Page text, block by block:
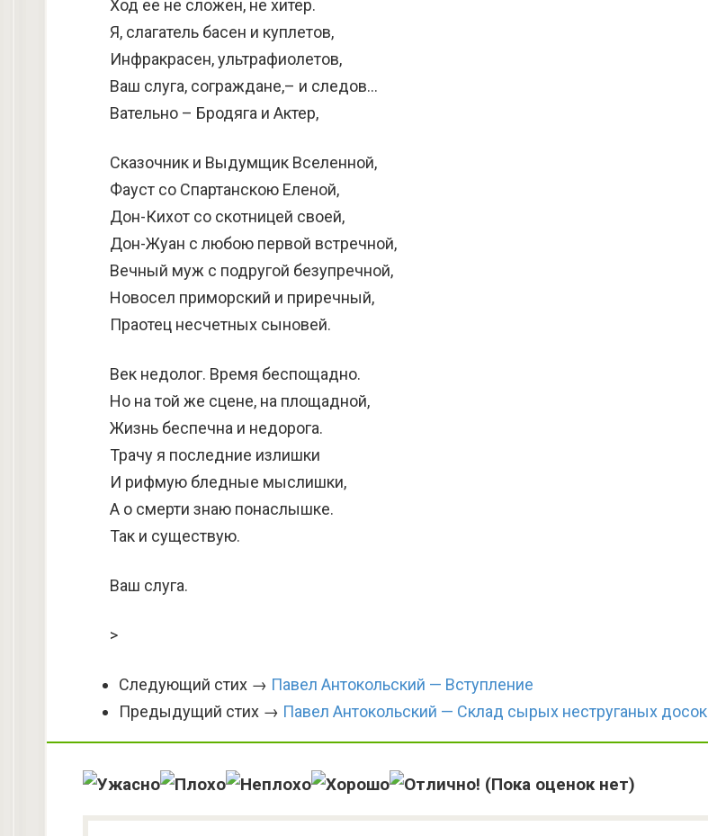
Ход ее не сложен, не хитер.
Я, слагатель басен и куплетов,
Инфракрасен, ультрафиолетов,
Ваш слуга, сограждане,– и следов…
Вательно – Бродяга и Актер,
Сказочник и Выдумщик Вселенной,
Фауст со Спартанскою Еленой,
Дон-Кихот со скотницей своей,
Дон-Жуан с любою первой встречной,
Вечный муж с подругой безупречной,
Новосел приморский и приречный,
Праотец несчетных сыновей.
Век недолог. Время беспощадно.
Но на той же сцене, на площадной,
Жизнь беспечна и недорога.
Трачу я последние излишки
И рифмую бледные мыслишки,
А о смерти знаю понаслышке.
Так и существую.
Ваш слуга.
>
Следующий стих → Павел Антокольский — Вступление
Предыдущий стих → Павел Антокольский — Склад сырых неструганых досок
(Пока оценок нет)